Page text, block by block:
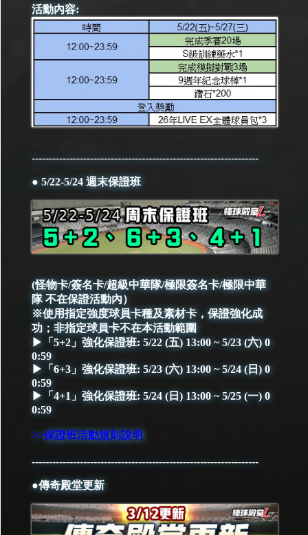
活動內容:
------------------------------------------------------------------
● 5/22-5/24 週末保證班
(怪物卡/簽名卡/超級中華隊/極限簽名卡/極限中華
隊 不在保證活動內）
※使用指定強度球員卡種及素材卡，保證強化成
功；非指定球員卡不在本活動範圍
▶「5+2」強化保證班: 5/22 (五) 13:00 ~ 5/23 (六) 0
0:59
▶「6+3」強化保證班: 5/23 (六) 13:00 ~ 5/24 (日) 0
0:59
▶「4+1」強化保證班: 5/24 (日) 13:00 ~ 5/25 (一) 0
0:59
>>保證班活動規則說明
------------------------------------------------------------------
●傳奇殿堂更新